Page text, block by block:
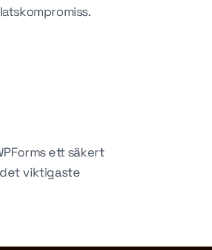
ett säkert
viktigaste